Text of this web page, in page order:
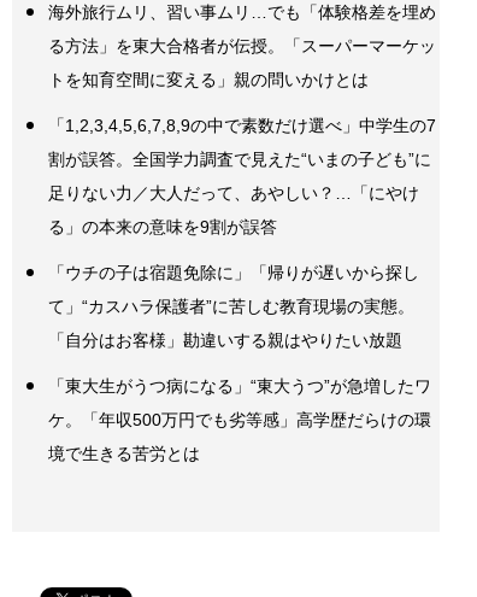
海外旅行ムリ、習い事ムリ…でも「体験格差を埋め
る方法」を東大合格者が伝授。「スーパーマーケッ
トを知育空間に変える」親の問いかけとは
「1,2,3,4,5,6,7,8,9の中で素数だけ選べ」中学生の7
割が誤答。全国学力調査で見えた“いまの子ども”に
足りない力／大人だって、あやしい？…「にやけ
る」の本来の意味を9割が誤答
「ウチの子は宿題免除に」「帰りが遅いから探し
て」“カスハラ保護者”に苦しむ教育現場の実態。
「自分はお客様」勘違いする親はやりたい放題
「東大生がうつ病になる」“東大うつ”が急増したワ
ケ。「年収500万円でも劣等感」高学歴だらけの環
境で生きる苦労とは